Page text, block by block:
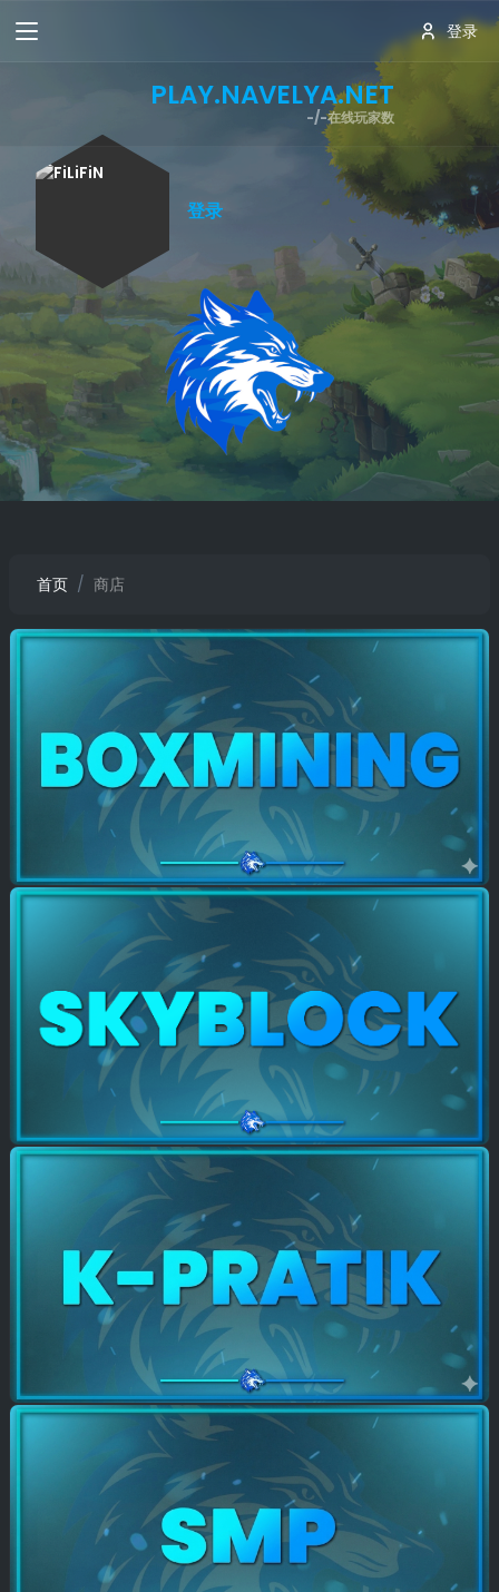
登录
PLAY.NAVELYA.NET
-/-在线玩家数
登录
首页 商店